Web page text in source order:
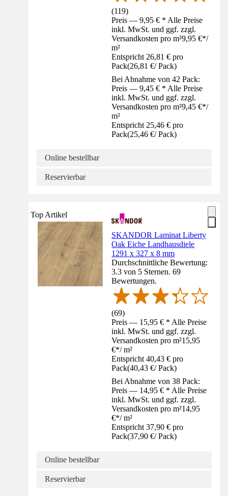
(119)
Preis — 9,95 € * Alle Preise
inkl. MwSt. und ggf. zzgl.
Versandkosten pro m²9,95 €*/
m²
Entspricht 26,81 € pro
Pack(26,81 €/ Pack)
Bei Abnahme von 42 Pack:
Preis — 9,45 € * Alle Preise
inkl. MwSt. und ggf. zzgl.
Versandkosten pro m²9,45 €*/
m²
Entspricht 25,46 € pro
Pack(25,46 €/ Pack)
Online bestellbar
Reservierbar
Top Artikel
SKANDOR Laminat Liberty
Oak Eiche Landhausdiele
1291 x 327 x 8 mm
Durchschnittliche Bewertung:
3.3 von 5 Sternen. 69
Bewertungen.
(69)
Preis — 15,95 € * Alle Preise
inkl. MwSt. und ggf. zzgl.
Versandkosten pro m²15,95
€*/ m²
Entspricht 40,43 € pro
Pack(40,43 €/ Pack)
Bei Abnahme von 38 Pack:
Preis — 14,95 € * Alle Preise
inkl. MwSt. und ggf. zzgl.
Versandkosten pro m²14,95
€*/ m²
Entspricht 37,90 € pro
Pack(37,90 €/ Pack)
Online bestellbar
Reservierbar